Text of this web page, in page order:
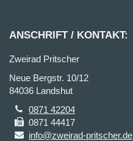
ANSCHRIFT / KONTAKT:
Zweirad Pritscher
Neue Bergstr. 10/12
84036 Landshut
0871 42204
0871 44417
info@zweirad-pritscher.de